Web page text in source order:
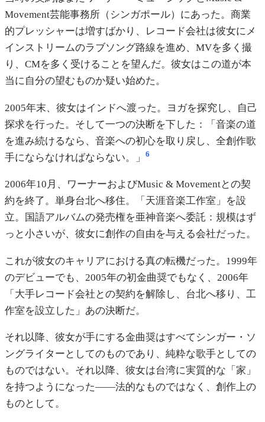
Movement芸能事務所（シンガポール）にあった。商業
的プレッシャーは増すばかり、レコード会社は彼女にメ
インストリームのラブソング路線を進め、MVを多く撮
り、CMを多く受けることを望んだ。彼女はこの道が本
当に自分の望むものか疑い始めた。
2005年末、彼女はインドへ渡った。ヨガを探究し、自己
探求を行った。そして一つの決断を下した：「音楽の道
を進み続けるなら、音楽への初心を取り戻し、全創作歌
手にならなければならない。」
6
2006年10月、ワーナーおよびMusic & Movementとの契
約を終了。単身台北へ移住。「天涯音楽工作室」を設
立。国語アルバムの発売権を亜神音楽へ委託：規模はず
っと小さいが、彼女に創作の自由を与える会社だった。
これが彼女のキャリアにおける真の転機だった。1999年
のデビューでも、2005年の初金曲奨でもなく、2006年
「大手レコード会社との契約を解除し、台北へ移り、工
作室を設立した」あの決断だ。
それ以降、彼女が手にする金曲奨はすべてシンガー・ソ
ングライターとしてのものであり、純粋な歌手としての
ものではない。それ以降、彼女は台湾に実質的な「家」
を持つようになった——法的なものではなく、創作上の
ものとして。